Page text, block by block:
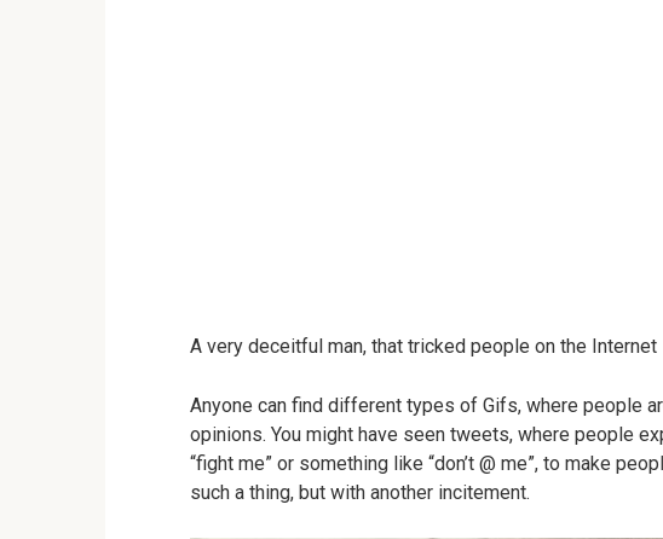
A very deceitful man, that tricked people on the Internet
Anyone can find different types of Gifs, where people
opinions. You might have seen tweets, where people
“fight me” or something like “don’t @ me”, to make
such a thing, but with another incitement.